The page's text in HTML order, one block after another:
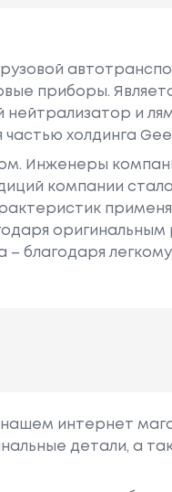
приборы.
и
частью холдинга
Инженеры
компании
благодаря
интернет
детали, а